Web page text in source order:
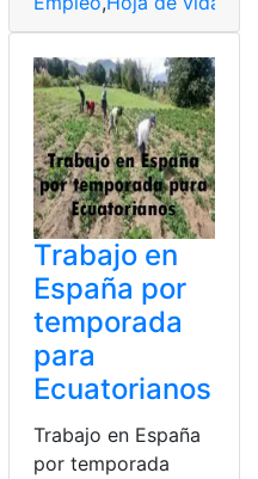
Trabajo en
España por
temporada
para
Ecuatorianos
Trabajo en España
por temporada